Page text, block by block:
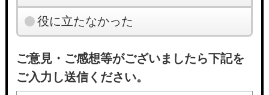
役に立たなかった
ご意見・ご感想等がございましたら下記を
ご入力し送信ください。